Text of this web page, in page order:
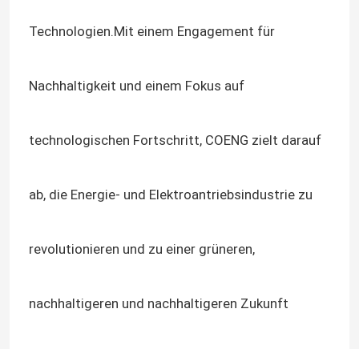
Technologien.Mit einem Engagement für
Nachhaltigkeit und einem Fokus auf
technologischen Fortschritt, COENG zielt darauf
ab, die Energie- und Elektroantriebsindustrie zu
revolutionieren und zu einer grüneren,
nachhaltigeren und nachhaltigeren Zukunft